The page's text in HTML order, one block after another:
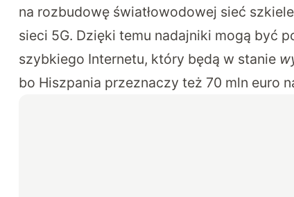
na rozbudowę światłowodowej sieć
sieci 5G. Dzięki temu nadajniki mogą być
szybkiego Internetu, który będą w stanie
bo Hiszpania przeznaczy też 70 mln euro